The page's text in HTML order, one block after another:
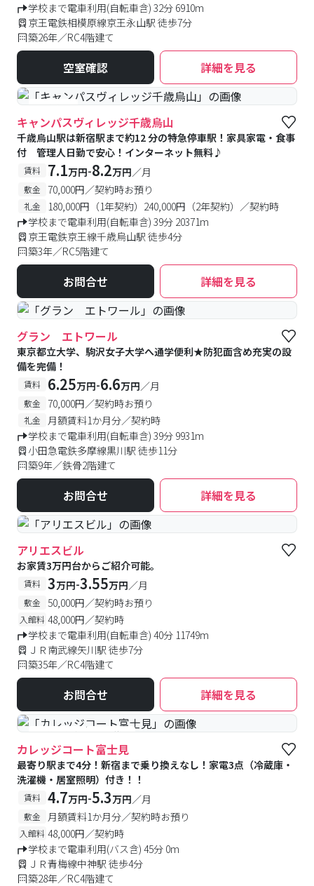
学校まで電車利用(自転車含) 32分 6910m
京王電鉄相模原線京王永山駅 徒歩7分
築26年／RC4階建て
空室確認 詳細を見る
#食事付き
キャンパスヴィレッジ千歳烏山
千歳烏山駅は新宿駅まで約12 分の特急停車駅！家具家電・食事
付 管理人日勤で安心！インターネット無料♪
賃料 7.1万円-8.2万円／月
敷金 70,000円／契約時お預り
礼金
180,000円（1年契約）240,000円（2年契約）／契約時
学校まで電車利用(自転車含) 39分 20371m
京王電鉄京王線千歳烏山駅 徒歩4分
築3年／RC5階建て
お問合せ 詳細を見る
グラン エトワール
東京都立大学、駒沢女子大学へ通学便利★防犯面含め充実の設
備を完備！
賃料 6.25万円-6.6万円／月
敷金 70,000円／契約時お預り
礼金
月額賃料1か月分／契約時
学校まで電車利用(自転車含) 39分 9931m
小田急電鉄多摩線黒川駅 徒歩11分
築9年／鉄骨2階建て
お問合せ 詳細を見る
アリエスビル
お家賃3万円台からご紹介可能。
賃料 3万円-3.55万円／月
敷金 50,000円／契約時お預り
入館料 48,000円／契約時
学校まで電車利用(自転車含) 40分 11749m
ＪＲ南武線矢川駅 徒歩7分
築35年／RC4階建て
お問合せ 詳細を見る
#予約受付中 #空室待ち
カレッジコート富士見
最寄り駅まで4分！新宿まで乗り換えなし！家電3点（冷蔵庫・
洗濯機・居室照明）付き！！
賃料 4.7万円-5.3万円／月
敷金 月額賃料1か月分／契約時お預り
入館料 48,000円／契約時
学校まで電車利用(バス含) 45分 0m
ＪＲ青梅線中神駅 徒歩4分
築28年／RC4階建て